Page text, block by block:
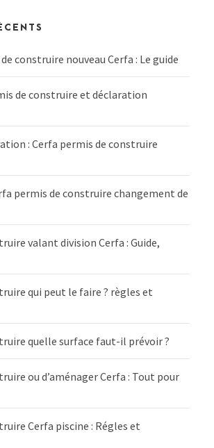
construire nouveau Cerfa : Le guide
de construire et déclaration
: Cerfa permis de construire
permis de construire changement de
valant division Cerfa : Guide,
qui peut le faire ? règles et
quelle surface faut-il prévoir ?
ou d’aménager Cerfa : Tout pour
Cerfa piscine : Régles et